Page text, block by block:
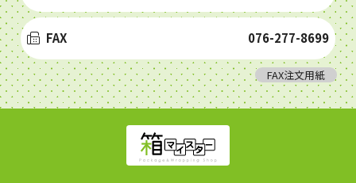
FAX 076-277-8699
FAX注文用紙